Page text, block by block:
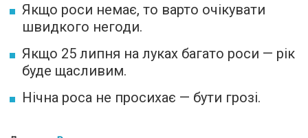
Якщо роси немає, то варто очікувати
швидкого негоди.
Якщо 25 липня на луках багато роси — рік
буде щасливим.
Нічна роса не просихає — бути грозі.